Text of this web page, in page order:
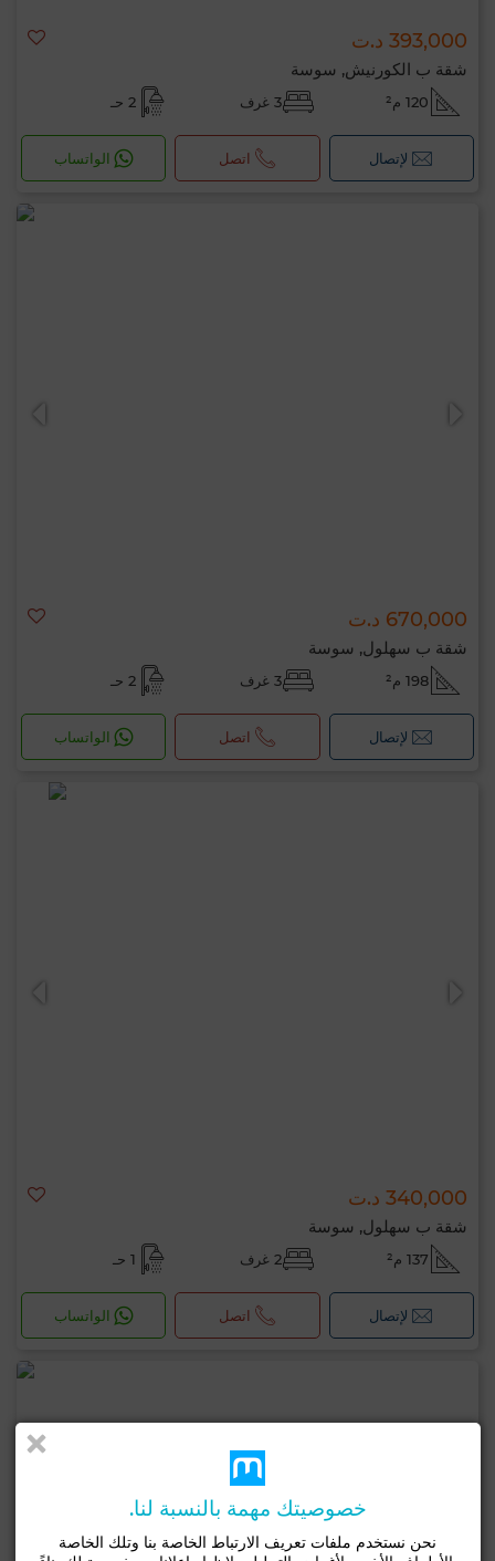
393,000 د.ت
شقة ب الكورنيش, سوسة
120 م² 3 غرف 2 حـ
لإتصال اتصل الواتساب
670,000 د.ت
شقة ب سهلول, سوسة
198 م² 3 غرف 2 حـ
لإتصال اتصل الواتساب
340,000 د.ت
شقة ب سهلول, سوسة
137 م² 2 غرف 1 حـ
لإتصال اتصل الواتساب
خصوصيتك مهمة بالنسبة لنا.
نحن نستخدم ملفات تعريف الارتباط الخاصة بنا وتلك الخاصة